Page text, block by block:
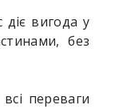
вигода у
без
переваги